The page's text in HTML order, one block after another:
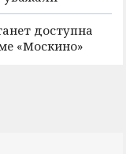
доступна
«Москино»